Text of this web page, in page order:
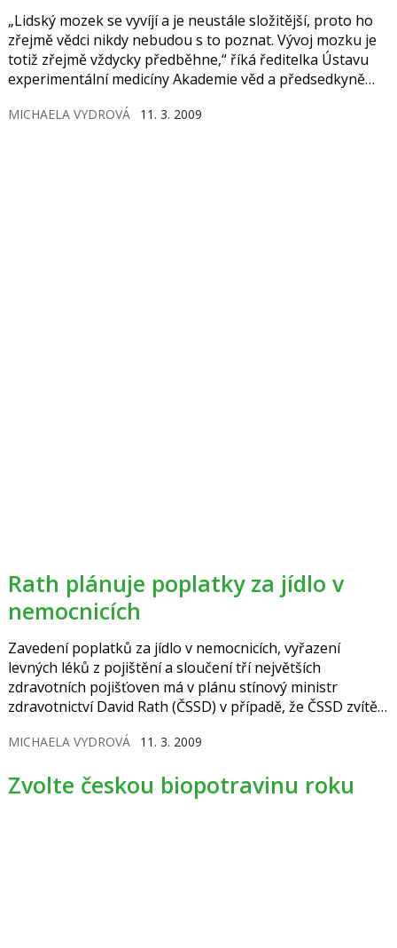
„Lidský mozek se vyvíjí a je neustále složitější, proto ho
zřejmě vědci nikdy nebudou s to poznat. Vývoj mozku je
totiž zřejmě vždycky předběhne,“ říká ředitelka Ústavu
experimentální medicíny Akademie věd a předsedkyně
při představování programu k Evropskému týdnu mozku,
MICHAELA VYDROVÁ 11. 3. 2009
Rath plánuje poplatky za jídlo v
nemocnicích
Zavedení poplatků za jídlo v nemocnicích, vyřazení
levných léků z pojištění a sloučení tří největších
zdravotních pojišťoven má v plánu stínový ministr
zdravotnictví David Rath (ČSSD) v případě, že ČSSD zvítězí
převezme vládu, chce Rath zrušit všechny poplatky, které
V plánu má ale zavedení poplatku za stravu
v nemocnicích a zvažuje také minimální poplatek za
MICHAELA VYDROVÁ 11. 3. 2009
Zvolte českou biopotravinu roku